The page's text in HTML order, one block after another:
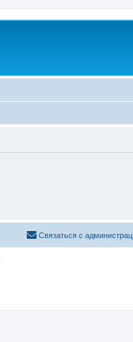
Связаться с